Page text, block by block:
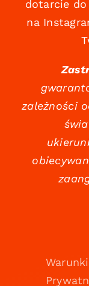
dotarcie
na
zależności